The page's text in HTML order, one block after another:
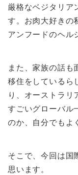
厳格なベジタリア
す。お肉大好きの
アンフードのヘル
また、家族の話も
移住をしているら
り、オーストラリ
すごいグローバル
のか、自分でもよ
そこで、今回は国
思います。